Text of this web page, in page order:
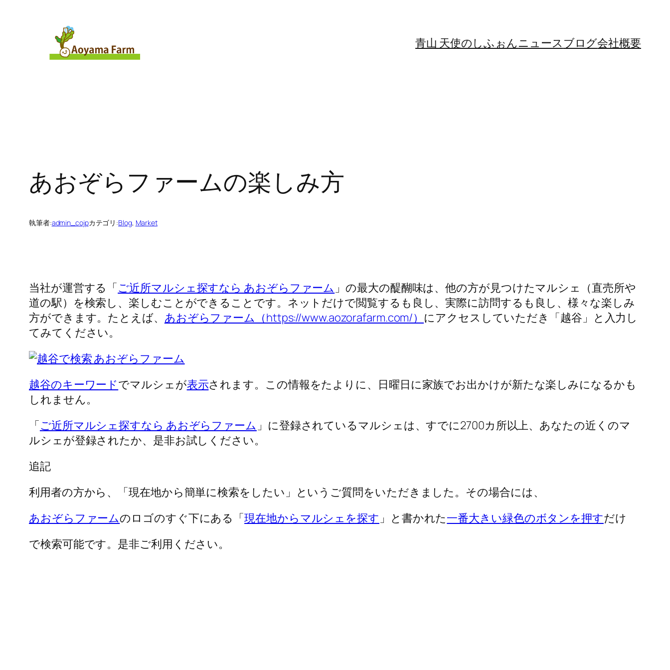
青山 天使のしふぉんニュース ブログ会社概要
あおぞらファームの楽しみ方
執筆者:admin_cojpカテゴリ:Blog, Market
当社が運営する「ご近所マルシェ探すなら あおぞらファーム 」の最大の醍醐味は、他の方が見つけたマルシェ（直売所や
道の駅）を検索し、楽しむことができることです。ネットだけで閲覧するも良し、実際に訪問するも良し、様々な楽しみ
方ができます。たとえば、 あおぞらファーム（https://www.aozorafarm.com/） にアクセスしていただき「越谷」と入力し
てみてください。
越谷のキーワードでマルシェが表示されます。この情報をたよりに、日曜日に家族でお出かけが新たな楽しみになるかも
しれません。
「ご近所マルシェ探すなら あおぞらファーム 」に登録されているマルシェは、すでに2700カ所以上、あなたの近くのマ
ルシェが登録されたか、是非お試しください。
追記
利用者の方から、「現在地から簡単に検索をしたい」というご質問をいただきました。その場合には、
あおぞらファームのロゴのすぐ下にある「現在地からマルシェを探す 」と書かれた一番大きい緑色のボタンを押すだけ
で検索可能です。是非ご利用ください。